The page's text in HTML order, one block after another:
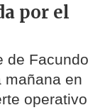
por el
de Facundo
mañana en
operativo